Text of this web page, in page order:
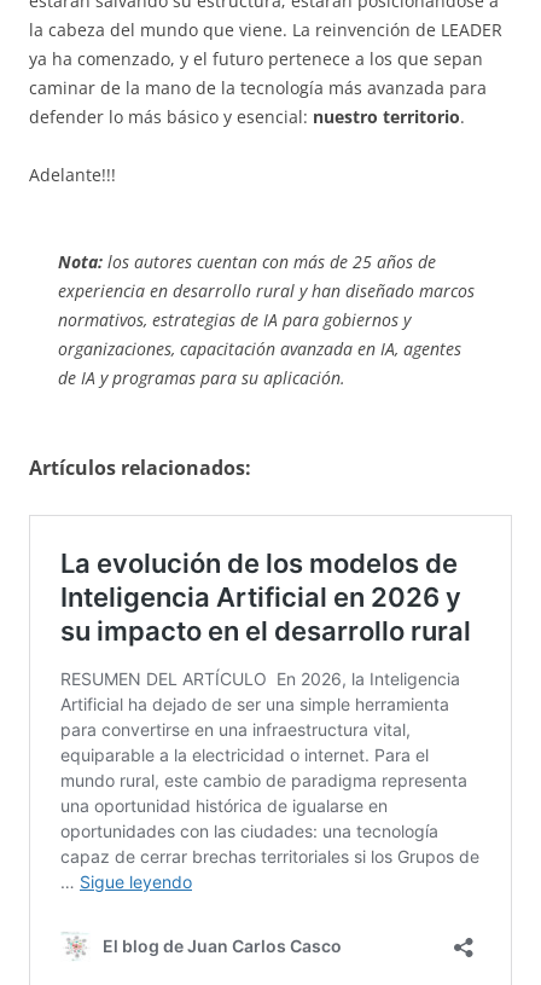
la cabeza del mundo que viene. La reinvención de LEADER
ya ha comenzado, y el futuro pertenece a los que sepan
caminar de la mano de la tecnología más avanzada para
defender lo más básico y esencial: nuestro territorio.
Adelante!!!
Nota: los autores cuentan con más de 25 años de
experiencia en desarrollo rural y han diseñado marcos
normativos, estrategias de IA para gobiernos y
organizaciones, capacitación avanzada en IA, agentes
de IA y programas para su aplicación.
Artículos relacionados: